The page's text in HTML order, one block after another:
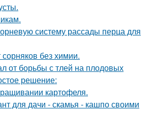
систему рассады перца для
без химии.
от борьбы с тлей на плодовых
решение:
картофеля.
для дачи - скамья - кашпо своими